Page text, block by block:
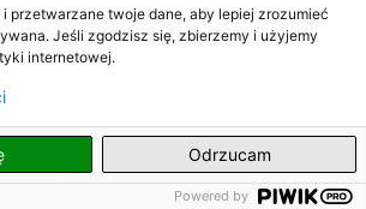
PL
i przetwarzane twoje dane, aby lepiej zrozumieć
Jeśli zgodzisz się, zbierzemy i użyjemy
internetowej.
Odrzucam
Powered by